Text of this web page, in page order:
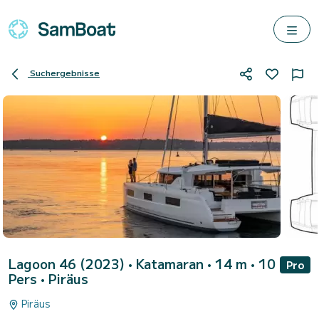
Suchergebnisse
Lagoon 46 (2023) • Katamaran • 14 m • 10
Pers • Piräus
Pro
Piräus